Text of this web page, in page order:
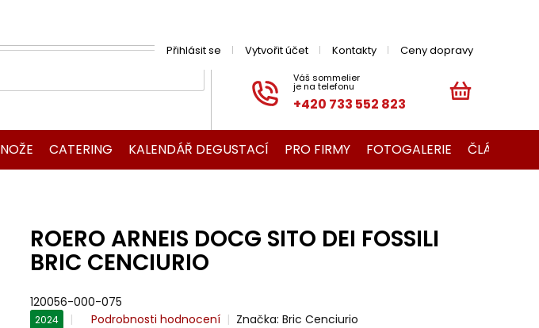
+420 733 552 823
Přihlásit se Vytvořit účet Kontakty Ceny dopravy
KOŠÍK
NOŽE CATERING KALENDÁŘ DEGUSTACÍ PRO FIRMY FOTOGALERIE ČLÁNKY O
ROERO ARNEIS DOCG SITO DEI FOSSILI
BRIC CENCIURIO
120056-000-075
2024
Průměrné
Podrobnosti hodnocení Značka: Bric Cenciurio